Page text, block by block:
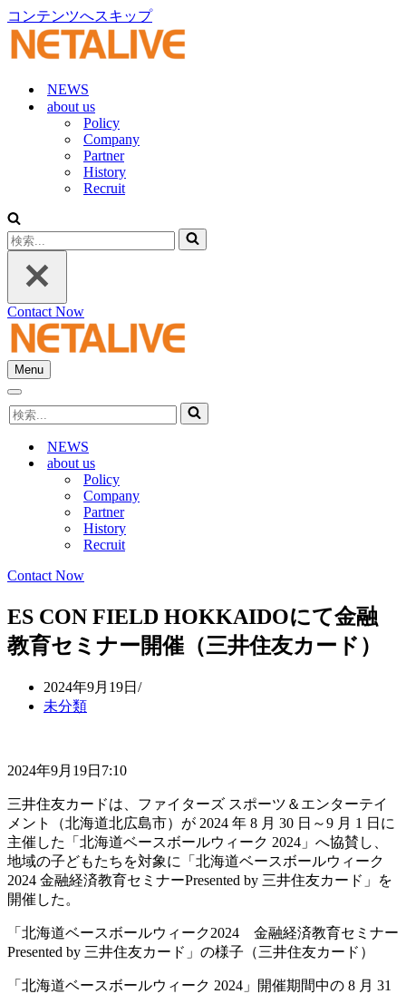
コンテンツへスキップ
NEWS
about us
Policy
Company
Partner
History
Recruit
検
索...
Contact Now
Menu
ナ
ゲ
シ
ョ
ナ
ビ
検
索...
NEWS
about us
Policy
Company
Partner
History
Recruit
Contact Now
ES CON FIELD HOKKAIDOにて金融
教育セミナー開催（三井住友カード）
2024年9月19日
未分類
2024年9月19日7:10
三井住友カードは、ファイターズ スポーツ＆エンターテイ
メント（北海道北広島市）が 2024 年 8 月 30 日～9 月 1 日に
主催した「北海道ベースボールウィーク 2024」へ協賛し、
地域の子どもたちを対象に「北海道ベースボールウィーク
2024 金融経済教育セミナーPresented by 三井住友カード」を
開催した。
「北海道ベースボールウィーク2024 金融経済教育セミナー
Presented by 三井住友カード」の様子（三井住友カード）
「北海道ベースボールウィーク 2024」開催期間中の 8 月 31